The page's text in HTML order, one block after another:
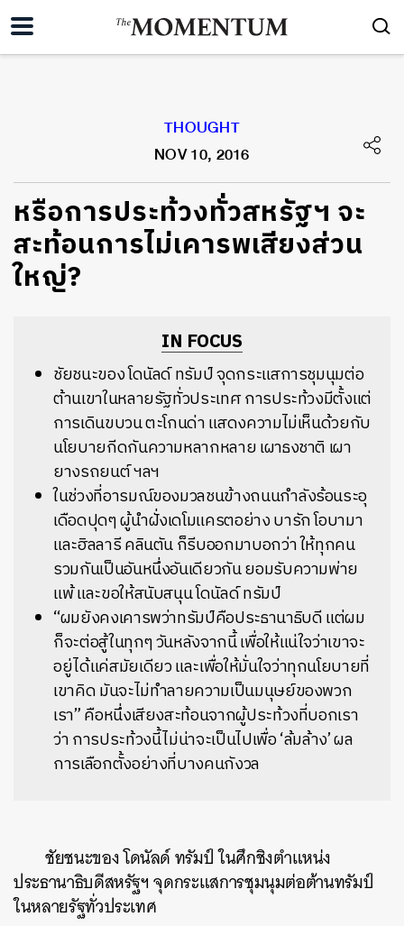
THOUGHT
NOV 10, 2016
หรือการประท้วงทั่วสหรัฐฯ จะ
สะท้อนการไม่เคารพเสียงส่วน
ใหญ่?
IN FOCUS
ชัยชนะของ โดนัลด์ ทรัมป์ จุดกระแสการชุมนุมต่อ
ต้านเขาในหลายรัฐทั่วประเทศ การประท้วงมีตั้งแต่
การเดินขบวน ตะโกนด่า แสดงความไม่เห็นด้วยกับ
นโยบายกีดกันความหลากหลาย เผาธงชาติ เผา
ยางรถยนต์ ฯลฯ
ในช่วงที่อารมณ์ของมวลชนข้างถนนกำลังร้อนระอุ
เดือดปุดๆ ผู้นำฝั่งเดโมแครตอย่าง บารัก โอบามา
และฮิลลารี คลินตัน ก็รีบออกมาบอกว่า ให้ทุกคน
รวมกันเป็นอันหนึ่งอันเดียวกัน ยอมรับความพ่าย
แพ้ และขอให้สนับสนุน โดนัลด์ ทรัมป์
“ผมยังคงเคารพว่าทรัมป์คือประธานาธิบดี แต่ผม
ก็จะต่อสู้ในทุกๆ วันหลังจากนี้ เพื่อให้แน่ใจว่าเขาจะ
อยู่ได้แค่สมัยเดียว และเพื่อให้มั่นใจว่าทุกนโยบายที่
เขาคิด มันจะไม่ทำลายความเป็นมนุษย์ของพวก
เรา” คือหนึ่งเสียงสะท้อนจากผู้ประท้วงที่บอกเรา
ว่า การประท้วงนี้ไม่น่าจะเป็นไปเพื่อ ‘ล้มล้าง’ ผล
การเลือกตั้งอย่างที่บางคนกังวล
ชัยชนะของ โดนัลด์ ทรัมป์ ในศึกชิงตำแหน่ง
ประธานาธิบดีสหรัฐฯ จุดกระแสการชุมนุมต่อต้านทรัมป์
ในหลายรัฐทั่วประเทศ